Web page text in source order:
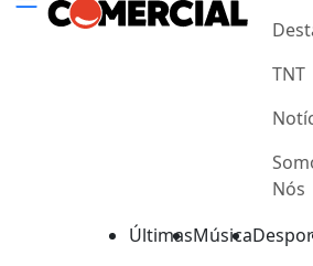
TNT
Nós
ÚltimasMúsica